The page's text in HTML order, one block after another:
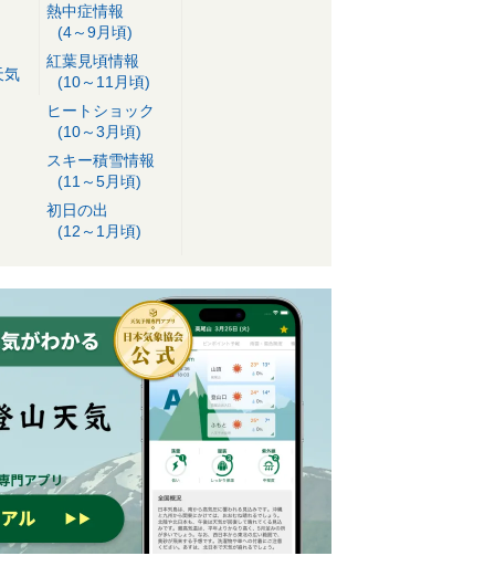
気
熱中症情報
(4～9月頃)
紅葉見頃情報
(10～11月頃)
ヒートショック
(10～3月頃)
スキー積雪情報
(11～5月頃)
初日の出
(12～1月頃)